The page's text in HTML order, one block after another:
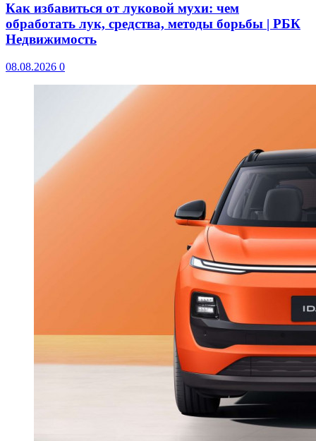
Как избавиться от луковой мухи: чем
обработать лук, средства, методы борьбы | РБК
Недвижимость
08.08.2026 0